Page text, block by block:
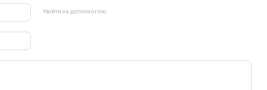
Увійти за допомогою